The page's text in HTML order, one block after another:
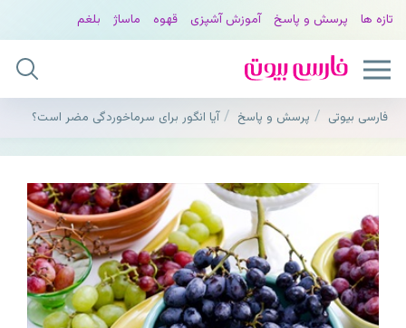
تازه ها پرسش و پاسخ آموزش آشپزی قهوه ماساژ بلغم
فارسی بیوتی پرسش و پاسخ آیا انگور برای سرماخوردگی مضر است؟